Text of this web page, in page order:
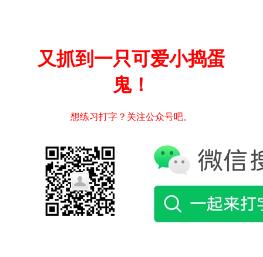
又抓到一只可爱小捣蛋
鬼！
想练习打字？关注公众号吧。